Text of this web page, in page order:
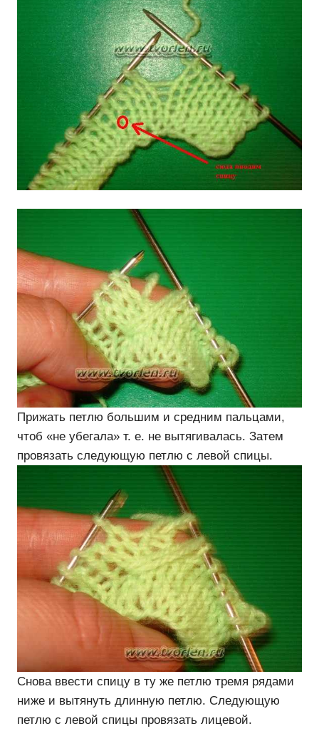
Прижать петлю большим и средним пальцами,
чтоб «не убегала» т. е. не вытягивалась. Затем
провязать следующую петлю с левой спицы.
Снова ввести спицу в ту же петлю тремя рядами
ниже и вытянуть длинную петлю. Следующую
петлю с левой спицы провязать лицевой.